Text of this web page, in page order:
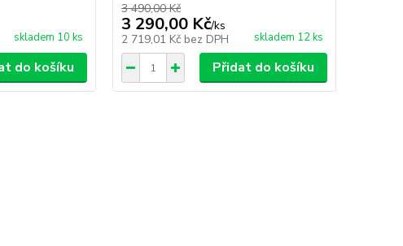
skladem 10 ks
do košíku
3 490,00 Kč
3 290,00 Kč/ks
2 719,01 Kč bez DPH skladem 12 ks
Přidat do košíku